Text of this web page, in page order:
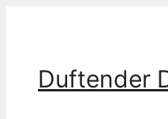
Duftender